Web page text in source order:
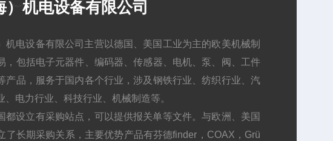
）机电设备有限公司
机电设备有限公司主营以德国、美国工业为主的欧美机械制
，包括电子元器件、编码器、传感器、电机、泵、阀、工件
产品，服务于国内各个行业，涉及钢铁行业、纺织行业、汽
、电力行业、科技行业、机械制造等。
都设立有采购站点，可以提供报关单等文件。与欧洲、美国
了长期采购关系，主要优势产品有芬德finder，COAX，Grü